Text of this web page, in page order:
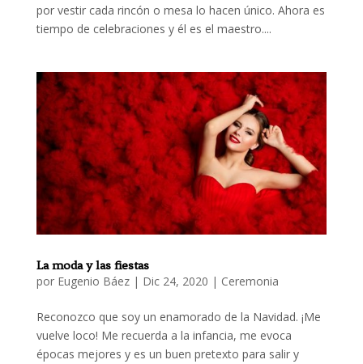
por vestir cada rincón o mesa lo hacen único. Ahora es
tiempo de celebraciones y él es el maestro....
La moda y las fiestas
por Eugenio Báez| Dic 24, 2020 | Ceremonia
Reconozco que soy un enamorado de la Navidad. ¡Me
vuelve loco! Me recuerda a la infancia, me evoca
épocas mejores y es un buen pretexto para salir y